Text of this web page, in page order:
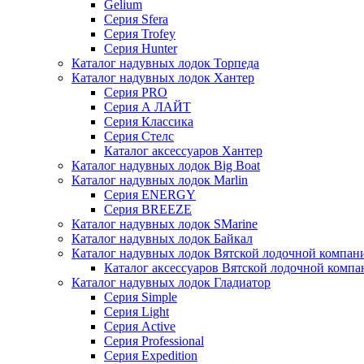
Gelium
Серия Sfera
Серия Trofey
Серия Hunter
Каталог надувных лодок Торпеда
Каталог надувных лодок Хантер
Серия PRO
Серия А ЛАЙТ
Серия Классика
Серия Стелс
Каталог аксессуаров Хантер
Каталог надувных лодок Big Boat
Каталог надувных лодок Marlin
Серия ENERGY
Серия BREEZE
Каталог надувных лодок SMarine
Каталог надувных лодок Байкал
Каталог надувных лодок Вятской лодочной
Каталог аксессуаров Вятской лодочной
Каталог надувных лодок Гладиатор
Серия Simple
Серия Light
Серия Active
Серия Professional
Серия Expedition